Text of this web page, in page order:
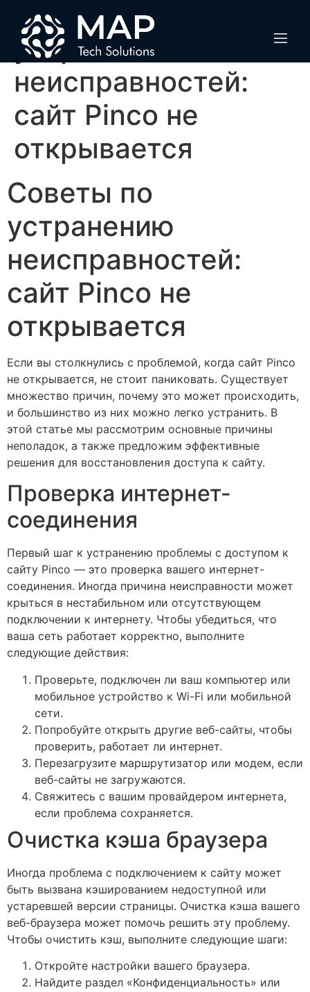
Советы по
устранению
неисправностей:
сайт Pinco не
открывается
Советы по
устранению
неисправностей:
сайт Pinco не
открывается
Если вы столкнулись с проблемой, когда сайт Pinco
не открывается, не стоит паниковать. Существует
множество причин, почему это может происходить,
и большинство из них можно легко устранить. В
этой статье мы рассмотрим основные причины
неполадок, а также предложим эффективные
решения для восстановления доступа к сайту.
Проверка интернет-
соединения
Первый шаг к устранению проблемы с доступом к
сайту Pinco — это проверка вашего интернет-
соединения. Иногда причина неисправности может
крыться в нестабильном или отсутствующем
подключении к интернету. Чтобы убедиться, что
ваша сеть работает корректно, выполните
следующие действия:
Проверьте, подключен ли ваш компьютер или
мобильное устройство к Wi-Fi или мобильной
сети.
Попробуйте открыть другие веб-сайты, чтобы
проверить, работает ли интернет.
Перезагрузите маршрутизатор или модем, если
веб-сайты не загружаются.
Свяжитесь с вашим провайдером интернета,
если проблема сохраняется.
Очистка кэша браузера
Иногда проблема с подключением к сайту может
быть вызвана кэшированием недоступной или
устаревшей версии страницы. Очистка кэша вашего
веб-браузера может помочь решить эту проблему.
Чтобы очистить кэш, выполните следующие шаги:
Откройте настройки вашего браузера.
Найдите раздел «Конфиденциальность» или